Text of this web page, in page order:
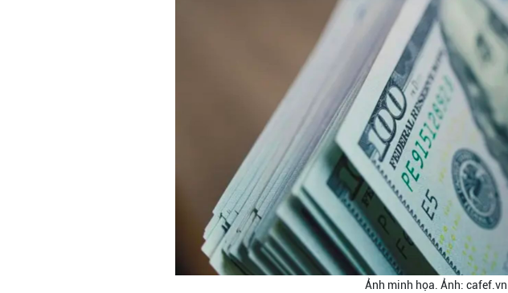
Ảnh minh họa. Ảnh: cafef.vn